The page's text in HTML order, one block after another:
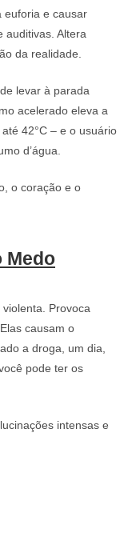
euforia e causar
auditivas. Altera
da realidade.
levar à parada
acelerado eleva a
42°C – e o usuário
d’água.
o coração e o
Medo
Provoca
causam o
a droga, um dia,
pode ter os
intensas e